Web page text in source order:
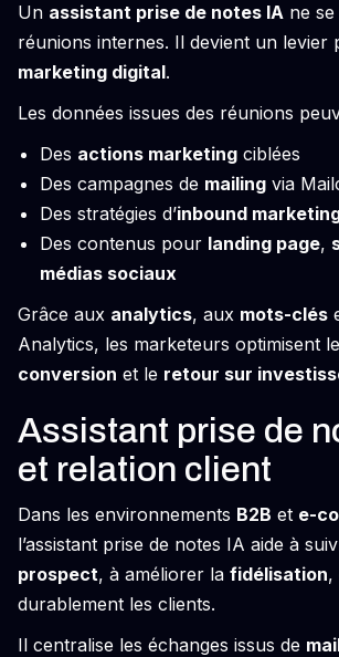
Un assistant prise de notes IA ne
réunions internes. Il devient un levier
marketing digital.
Les données issues des réunions
Des actions marketing ciblées
Des campagnes de mailing via
Des stratégies d’inbound
Des contenus pour landing page,
médias sociaux
Grâce aux analytics, aux mots-clés
Analytics, les marketeurs optimisent le
conversion et le retour sur
Assistant prise de
et relation client
Dans les environnements B2B et e-
l’assistant prise de notes IA aide à
prospect, à améliorer la fidélisation,
durablement les clients.
Il centralise les échanges issus de